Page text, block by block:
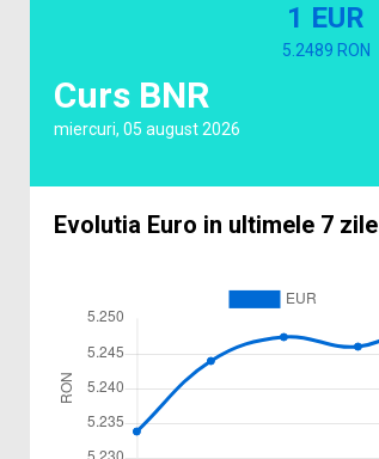
Curs BNR
miercuri, 05 august 2026
1 EUR
5.2489 RON
Evolutia Euro in ultimele 7 zile